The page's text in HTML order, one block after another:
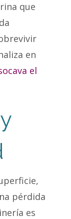
que
en
el
pérdida
es